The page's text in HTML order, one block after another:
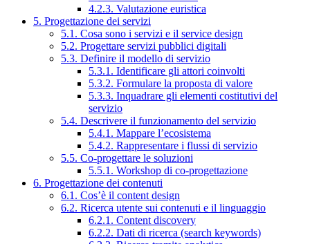
4.2.3. Valutazione euristica
5. Progettazione dei servizi
5.1. Cosa sono i servizi e il service design
5.2. Progettare servizi pubblici digitali
5.3. Definire il modello di servizio
5.3.1. Identificare gli attori coinvolti
5.3.2. Formulare la proposta di valore
5.3.3. Inquadrare gli elementi costitutivi del
servizio
5.4. Descrivere il funzionamento del servizio
5.4.1. Mappare l’ecosistema
5.4.2. Rappresentare i flussi di servizio
5.5. Co-progettare le soluzioni
5.5.1. Workshop di co-progettazione
6. Progettazione dei contenuti
6.1. Cos’è il content design
6.2. Ricerca utente sui contenuti e il linguaggio
6.2.1. Content discovery
6.2.2. Dati di ricerca (search keywords)